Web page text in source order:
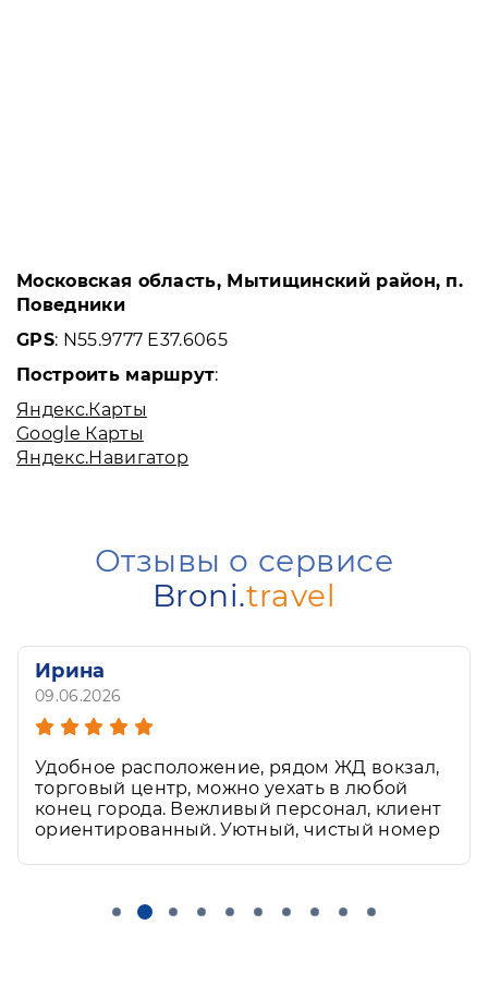
Московская область, Мытищинский район, п.
Поведники
GPS: N55.9777 E37.6065
Построить маршрут:
Яндекс.Карты
Google Карты
Яндекс.Навигатор
Отзывы о сервисе
Broni.travel
Ирина
09.06.2026
Отдыхали в Астрахани в гостинице дельта.
Удобное расположение, рядом ЖД вокзал,
торговый центр, можно уехать в любой
конец города. Вежливый персонал, клиент
Развернуть